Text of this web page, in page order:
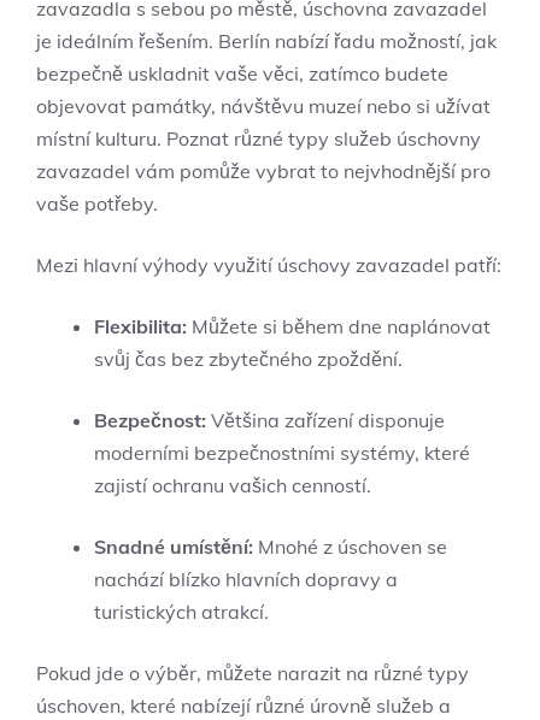
zavazadla s sebou po městě, úschovna zavazadel
je ideálním řešením. Berlín nabízí řadu možností, jak
bezpečně uskladnit vaše věci, zatímco budete
objevovat památky, návštěvu muzeí nebo si užívat
místní kulturu. Poznat různé typy služeb úschovny
zavazadel vám pomůže vybrat to nejvhodnější pro
vaše potřeby.
Mezi hlavní výhody využití úschovy zavazadel patří:
Flexibilita: Můžete si během dne naplánovat
svůj čas bez zbytečného zpoždění.
Bezpečnost: Většina zařízení disponuje
moderními bezpečnostními systémy, které
zajistí ochranu vašich cenností.
Snadné umístění: Mnohé z úschoven se
nachází blízko hlavních dopravy a
turistických atrakcí.
Pokud jde o výběr, můžete narazit na různé typy
úschoven, které nabízejí různé úrovně služeb a